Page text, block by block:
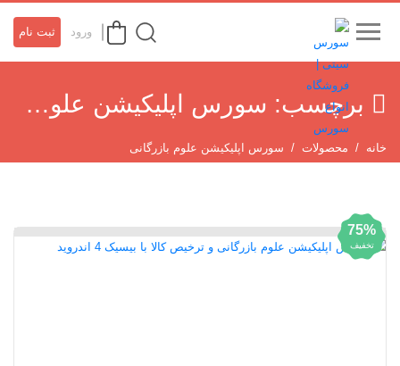
ورود ثبت نام
برچسب: سورس اپلیکیشن علوم بازرگانی
خانه محصولات سورس اپلیکیشن علوم بازرگانی
75%
تخفیف